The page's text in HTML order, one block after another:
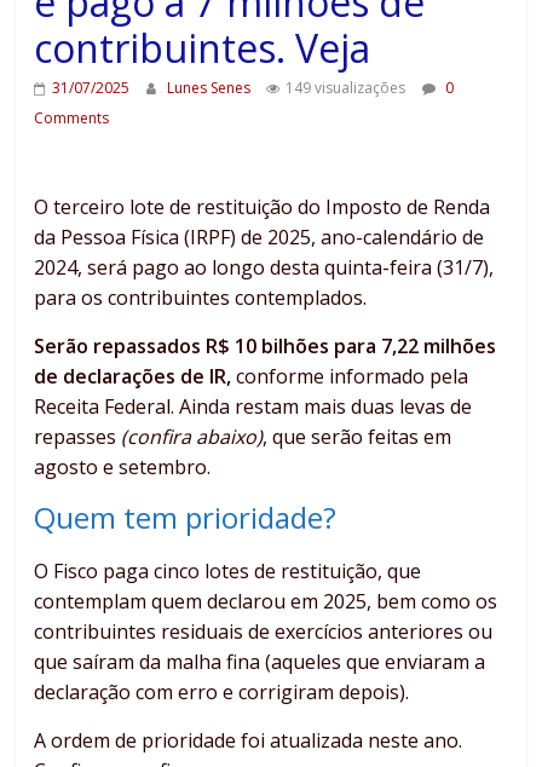
contribuintes. Veja
31/07/2025 Lunes Senes 149 visualizações
0
Comments
O terceiro lote de restituição do Imposto de Renda
da Pessoa Física (IRPF) de 2025, ano-calendário de
2024, será pago ao longo desta quinta-feira (31/7),
para os contribuintes contemplados.
Serão repassados R$ 10 bilhões para 7,22 milhões
de declarações de IR,conforme informado pela
Receita Federal. Ainda restam mais duas levas de
repasses (confira abaixo), que serão feitas em
agosto e setembro.
Quem tem prioridade?
O Fisco paga cinco lotes de restituição, que
contemplam quem declarou em 2025, bem como os
contribuintes residuais de exercícios anteriores ou
que saíram da malha fina (aqueles que enviaram a
declaração com erro e corrigiram depois).
A ordem de prioridade foi atualizada neste ano.